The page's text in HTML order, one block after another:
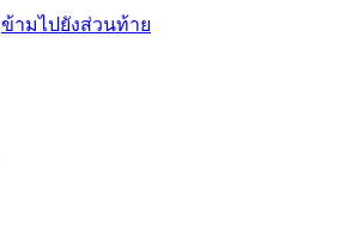
ข้ามไปยังส่วนท้าย